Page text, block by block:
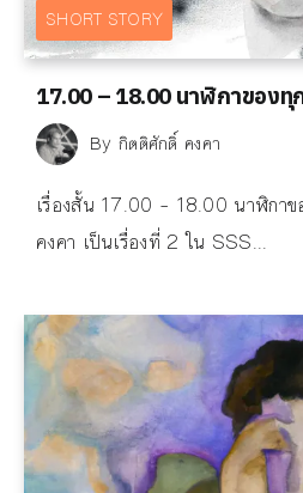
SHORT STORY
17.00 – 18.00 นาฬิกาของทุ
By กิตติศักดิ์ คงคา
เรื่องสั้น 17.00 – 18.00 นาฬิกา
คงคา เป็นเรื่องที่ 2 ใน SSS...